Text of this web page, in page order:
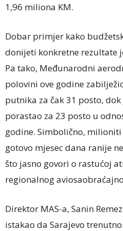
1,96 miliona KM.
Dobar primjer kako
donijeti konkretne rezultate
Pa tako, Međunarodni
polovini ove godine
putnika za čak 31 posto,
porastao za 23 posto u
godine. Simbolično,
gotovo mjesec dana ranije
što jasno govori o rastućoj
regionalnog
Direktor MAS-a, Sanin
istakao da Sarajevo